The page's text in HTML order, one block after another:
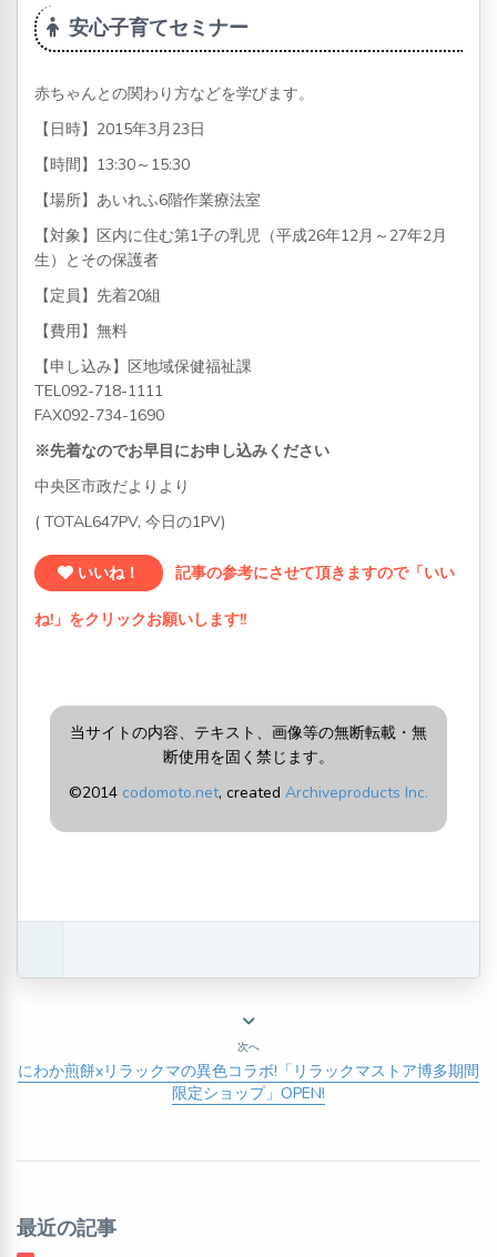
安心子育てセミナー
赤ちゃんとの関わり方などを学びます。
【日時】2015年3月23日
【時間】13:30～15:30
【場所】あいれふ6階作業療法室
【対象】区内に住む第1子の乳児（平成26年12月～27年2月
生）とその保護者
【定員】先着20組
【費用】無料
【申し込み】区地域保健福祉課
TEL092-718-1111
FAX092-734-1690
※先着なのでお早目にお申し込みください
中央区市政だよりより
( TOTAL647PV, 今日の1PV)
いいね！ 記事の参考にさせて頂きますので「いい
ね!」をクリックお願いします!!
当サイトの内容、テキスト、画像等の無断転載・無
断使用を固く禁じます。
©2014 codomoto.net, created Archiveproducts Inc.
次へ
にわか煎餅xリラックマの異色コラボ!「リラックマストア博多期間
限定ショップ」OPEN!
最近の記事